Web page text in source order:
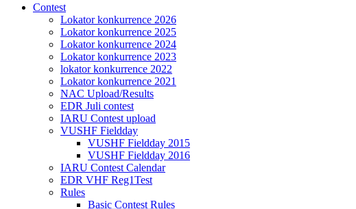
Contest
Lokator konkurrence 2026
Lokator konkurrence 2025
Lokator konkurrence 2024
Lokator konkurrence 2023
lokator konkurrence 2022
Lokator konkurrence 2021
NAC Upload/Results
EDR Juli contest
IARU Contest upload
VUSHF Fieldday
VUSHF Fieldday 2015
VUSHF Fieldday 2016
IARU Contest Calendar
EDR VHF Reg1Test
Rules
Basic Contest Rules